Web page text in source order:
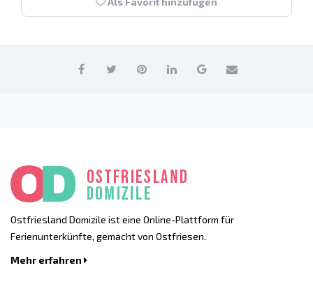
Ostfriesland Domizile ist eine Online-Plattform für
Ferienunterkünfte, gemacht von Ostfriesen.
Mehr erfahren